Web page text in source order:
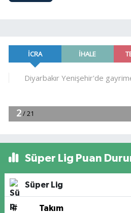
Süper Lig Puan
Süper Lig
# Takım